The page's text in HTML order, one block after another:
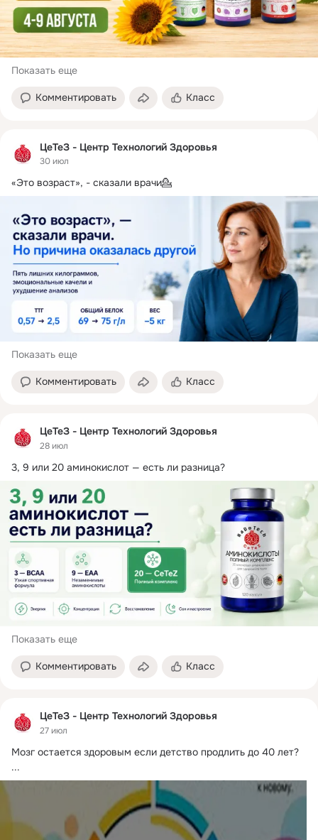
Показать еще
Комментировать Класс
ЦеТеЗ - Центр Технологий Здоровья
30 июл
«Это возраст», - сказали врачи💁
Показать еще
Комментировать Класс
ЦеТеЗ - Центр Технологий Здоровья
28 июл
3, 9 или 20 аминокислот — есть ли разница?
Показать еще
Комментировать Класс
ЦеТеЗ - Центр Технологий Здоровья
27 июл
Мозг остается здоровым если детство продлить до 40 лет?
...